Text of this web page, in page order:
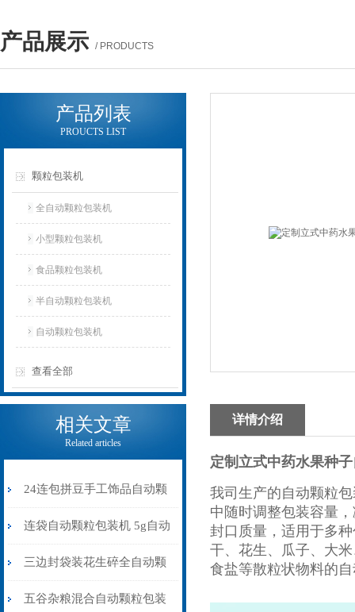
产品展示 / PRODUCTS
产品列表
PROUCTS LIST
颗粒包装机
全自动颗粒包装机
小型颗粒包装机
食品颗粒包装机
半自动颗粒包装机
自动颗粒包装机
查看全部
相关文章
Related articles
24连包拼豆手工饰品自动颗
粒包装机防静电不堵料
连袋自动颗粒包装机 5g自动
计量包装机 三边封打包机
三边封袋装花生碎全自动颗
粒包装机1000克\包
五谷杂粮混合自动颗粒包装
详情介绍
定制立式中药水果种
我司生产的自动颗粒
中随时调整包装容量
封口质量，适用于多
干、花生、瓜子、大
食盐等散粒状物料的